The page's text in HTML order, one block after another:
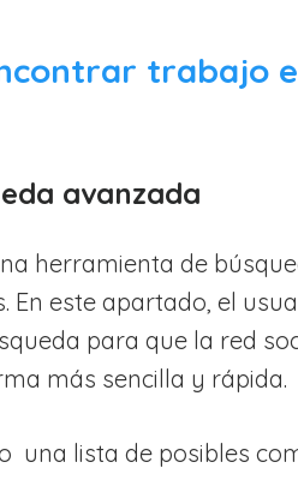
trabajo
avanzada
herramienta de
En este apartado, el
para que la red
más sencilla y rápida.
una lista de posibles